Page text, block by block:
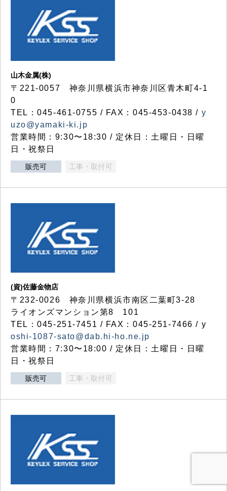
山木金属(株)
〒221-0057 神奈川県横浜市神奈川区青木町4-1
0
TEL：045-461-0755 / FAX：045-453-0438 / y
uzo@yamaki-ki.jp
営業時間：9:30〜18:30 / 定休日：土曜日・日曜
日・祝祭日
販売可 工事・取付可
(資)佐藤金物店
〒232-0026 神奈川県横浜市南区二葉町3-28
ライオンズマンション第8 101
TEL：045-251-7451 / FAX：045-251-7466 / y
oshi-1087-sato@dab.hi-ho.ne.jp
営業時間：7:30〜18:00 / 定休日：土曜日・日曜
日・祝祭日
販売可 工事・取付可